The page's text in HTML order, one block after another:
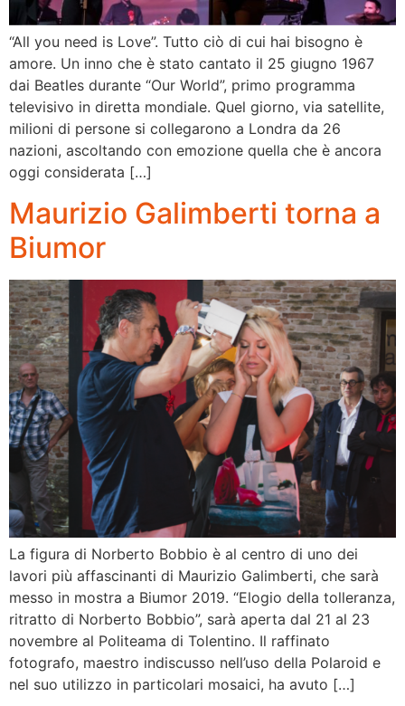
“All you need is Love”. Tutto ciò di cui hai bisogno è
amore. Un inno che è stato cantato il 25 giugno 1967
dai Beatles durante “Our World”, primo programma
televisivo in diretta mondiale. Quel giorno, via satellite,
milioni di persone si collegarono a Londra da 26
nazioni, ascoltando con emozione quella che è ancora
oggi considerata […]
Maurizio Galimberti torna a
Biumor
La figura di Norberto Bobbio è al centro di uno dei
lavori più affascinanti di Maurizio Galimberti, che sarà
messo in mostra a Biumor 2019. “Elogio della tolleranza,
ritratto di Norberto Bobbio”, sarà aperta dal 21 al 23
novembre al Politeama di Tolentino. Il raffinato
fotografo, maestro indiscusso nell’uso della Polaroid e
nel suo utilizzo in particolari mosaici, ha avuto […]